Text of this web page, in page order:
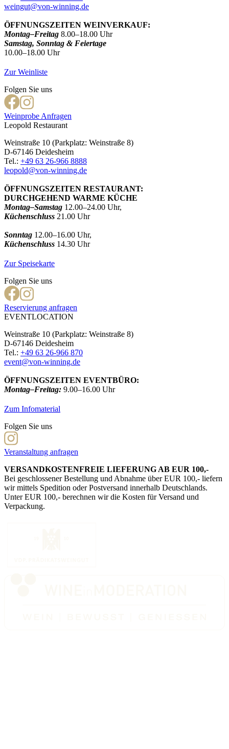
weingut@von-winning.de
ÖFFNUNGSZEITEN WEINVERKAUF:
Montag–Freitag 8.00–18.00 Uhr
Samstag, Sonntag & Feiertage
10.00–18.00 Uhr
Zur Weinliste
Folgen Sie uns
Weinprobe Anfragen
Leopold Restaurant
Weinstraße 10 (Parkplatz: Weinstraße 8)
D-67146 Deidesheim
Tel.: +49 63 26-966 8888
leopold@von-winning.de
ÖFFNUNGSZEITEN RESTAURANT:
DURCHGEHEND WARME KÜCHE
Montag–Samstag 12.00–24.00 Uhr,
Küchenschluss 21.00 Uhr
Sonntag 12.00–16.00 Uhr,
Küchenschluss 14.30 Uhr
Zur Speisekarte
Folgen Sie uns
Reservierung anfragen
EVENTLOCATION
Weinstraße 10 (Parkplatz: Weinstraße 8)
D-67146 Deidesheim
Tel.: +49 63 26-966 870
event@von-winning.de
ÖFFNUNGSZEITEN EVENTBÜRO:
Montag–Freitag: 9.00–16.00 Uhr
Zum Infomaterial
Folgen Sie uns
Veranstaltung anfragen
VERSANDKOSTENFREIE LIEFERUNG AB EUR 100,-
Bei geschlossener Bestellung und Abnahme über EUR 100,- liefern
wir mittels Spedition oder Postversand innerhalb Deutschlands.
Unter EUR 100,- berechnen wir die Kosten für Versand und
Verpackung.